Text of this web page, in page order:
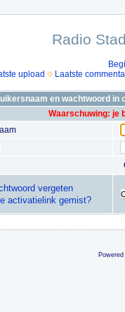
Radio
upload Laatste
en wachtwoord in
Waarschuwing: je
vergeten
activatielink gemist?